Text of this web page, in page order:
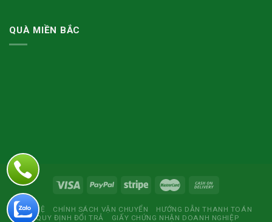
QUÀ MIỀN BẮC
LIÊN HỆ CHÍNH SÁCH VẬN CHUYỂN
HƯỚNG DẪN THANH TOÁN
QUY ĐỊNH ĐỔI TRẢ
GIẤY CHỨNG NHẬN DOANH NGHIỆP